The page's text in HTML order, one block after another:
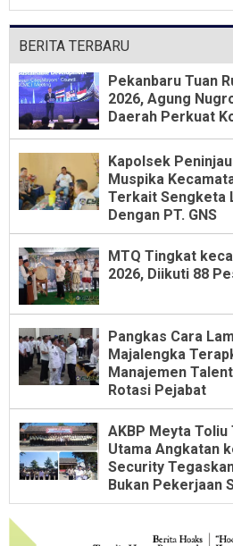
Membaca Bersama KKM
BERITA TERBARU
Pekanbaru Tuan
2026, Agung
Daerah Perkuat
Kapolsek
Muspika
Terkait Sengketa
Dengan PT. GNS
MTQ Tingkat
2026, Diikuti 88
Pangkas Cara
Majalengka
Manajemen
Rotasi Pejabat
AKBP Meyta
Utama Angkatan
Security
Bukan Pekerjaan